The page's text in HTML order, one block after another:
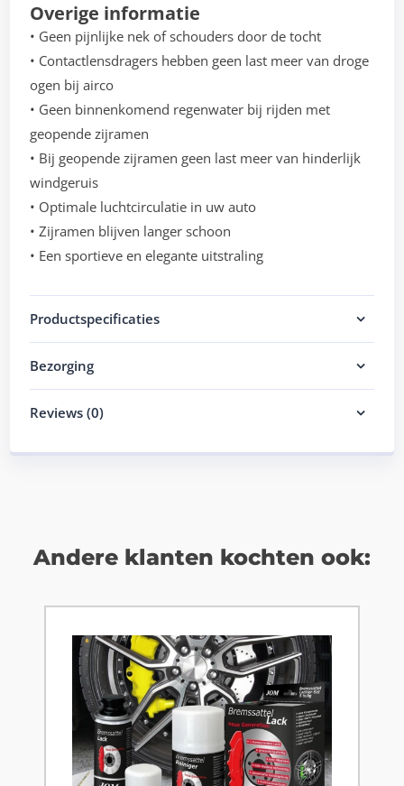
Overige informatie
• Geen pijnlijke nek of schouders door de tocht
• Contactlensdragers hebben geen last meer van droge
ogen bij airco
• Geen binnenkomend regenwater bij rijden met
geopende zijramen
• Bij geopende zijramen geen last meer van hinderlijk
windgeruis
• Optimale luchtcirculatie in uw auto
• Zijramen blijven langer schoon
• Een sportieve en elegante uitstraling
Productspecificaties
Bezorging
Reviews (0)
Andere klanten kochten ook: